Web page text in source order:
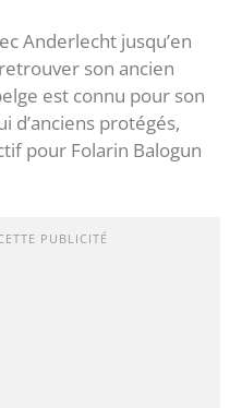
Anderlecht jusqu’en
son ancien
est connu pour son
d’anciens protégés,
pour Folarin Balogun
PUBLICITÉ